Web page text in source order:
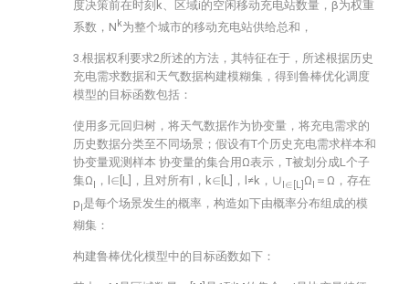
度决策前在时刻k、区域i的空闲移动充电站数量，β为权重
系数，Nk为整个城市的移动充电站供给总和，
3.根据权利要求2所述的方法，其特征在于，所述根据历史
充电需求数据和天气数据构建模糊集，得到鲁棒优化调度
模型的目标函数包括：
使用多元回归树，将天气数据作为协变量，将充电需求的
历史数据分类至不同场景；假设有T个历史充电需求样本和
协变量观测样本 协变量的集合用Ω表示，T被划分成L个子
集Ωl ，l∈[L]，且对所有l，k∈[L]，l≠k，∪l∈[L] Ωl ＝Ω，存在
pl是每个场景发生的概率，构造如下由概率分布组成的模
糊集：
构建鲁棒优化模型中的目标函数如下：